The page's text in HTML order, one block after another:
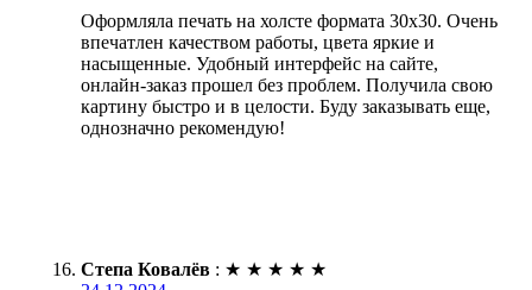
Оформляла печать на холсте формата 30х30. Очень
впечатлен качеством работы, цвета яркие и
насыщенные. Удобный интерфейс на сайте,
онлайн-заказ прошел без проблем. Получила свою
картину быстро и в целости. Буду заказывать еще,
однозначно рекомендую!
Степа Ковалёв : ★ ★ ★ ★ ★